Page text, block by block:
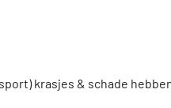
krasjes & schade